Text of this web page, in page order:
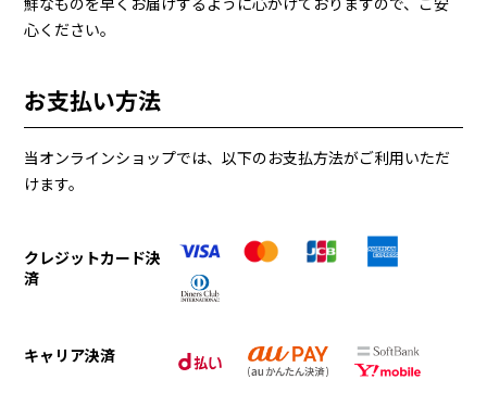
鮮なものを早くお届けするように心がけておりますので、ご安
心ください。
お支払い方法
当オンラインショップでは、以下のお支払方法がご利用いただ
けます。
クレジットカード決
済
キャリア決済